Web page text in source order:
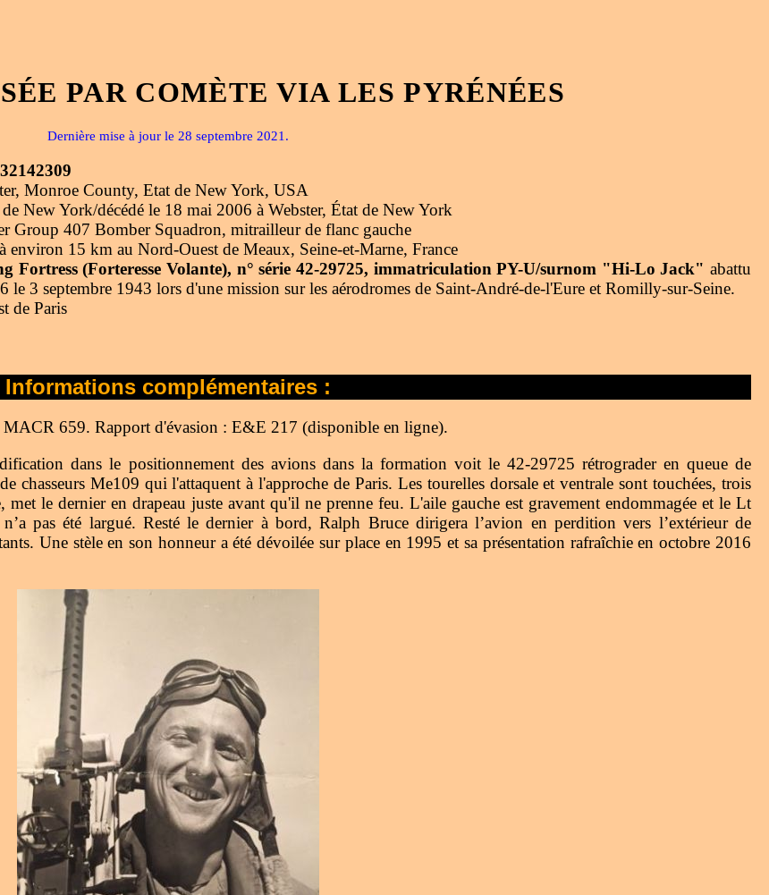
PAR COMÈTE VIA LES PYRÉNÉES
Dernière mise à jour le 28 septembre 2021.
Monroe County, Etat de New York, USA
New York/décédé le 18 mai 2006 à Webster, État de New York
Group 407 Bomber Squadron, mitrailleur de flanc gauche
environ 15 km au Nord-Ouest de Meaux, Seine-et-Marne, France
Fortress (Forteresse Volante), n° série 42-29725, immatriculation PY-U/surnom "Hi-Lo Jack" abattu
le 3 septembre 1943 lors d'une mission sur les aérodromes de Saint-André-de-l'Eure et Romilly-sur-Seine.
de Paris
Informations complémentaires :
659. Rapport d'évasion : E&E 217 (disponible en ligne).
dans le positionnement des avions dans la formation voit le 42-29725 rétrograder en queue de
chasseurs Me109 qui l'attaquent à l'approche de Paris. Les tourelles dorsale et ventrale sont touchées, trois
le dernier en drapeau juste avant qu'il ne prenne feu. L'aile gauche est gravement endommagée et le Lt
pas été largué. Resté le dernier à bord, Ralph Bruce dirigera l’avion en perdition vers l’extérieur de
Une stèle en son honneur a été dévoilée sur place en 1995 et sa présentation rafraîchie en octobre 2016